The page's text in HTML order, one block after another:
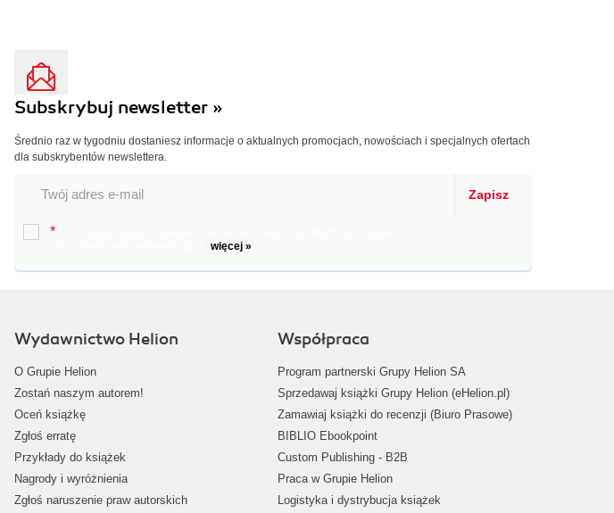
Subskrybuj newsletter »
Średnio raz w tygodniu dostaniesz informacje o aktualnych promocjach, nowościach i specjalnych ofertach
dla subskrybentów newslettera.
Zapisz
*
więcej »
Wydawnictwo Helion
O Grupie Helion
Zostań naszym autorem!
Oceń książkę
Zgłoś erratę
Przykłady do książek
Nagrody i wyróżnienia
Zgłoś naruszenie praw autorskich
Współpraca
Program partnerski Grupy Helion SA
Sprzedawaj książki Grupy Helion (eHelion.pl)
Zamawiaj książki do recenzji (Biuro Prasowe)
BIBLIO Ebookpoint
Custom Publishing - B2B
Praca w Grupie Helion
Logistyka i dystrybucja książek